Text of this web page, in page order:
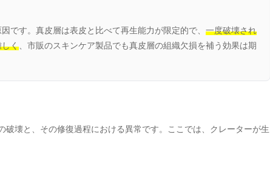
です。真皮層は表皮と比べて再生能力が限定的で、 一度破壊され
しく 、市販のスキンケア製品でも真皮層の組織欠損を補う効果は期
壊と、その修復過程における異常です。ここでは、クレーターが生